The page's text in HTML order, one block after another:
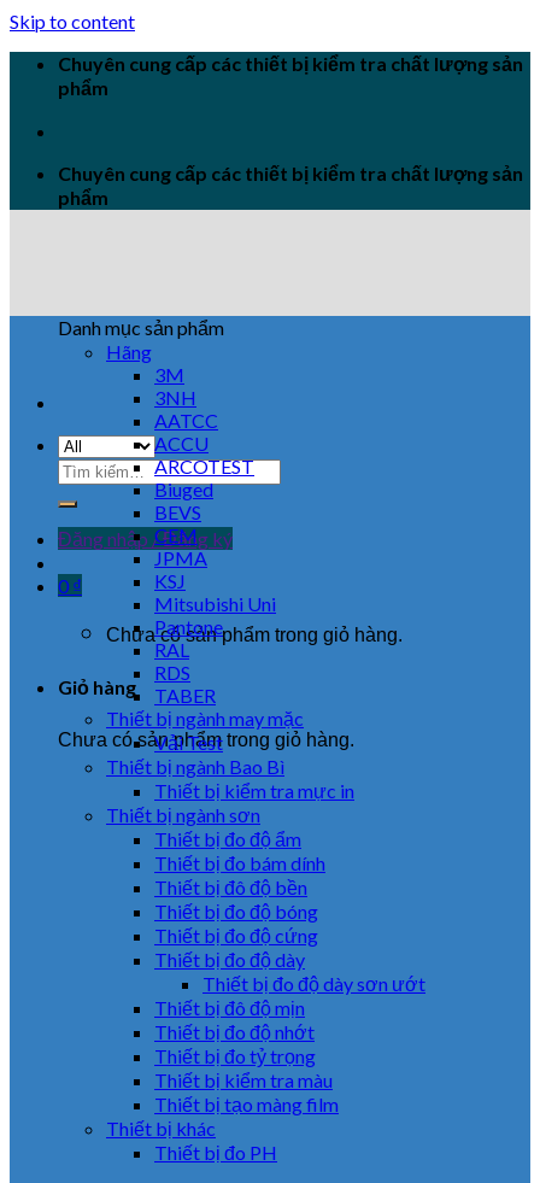
Skip to content
Chuyên cung cấp các thiết bị kiểm tra chất lượng sản
phẩm
Chuyên cung cấp các thiết bị kiểm tra chất lượng sản
phẩm
Đăng nhập / Đăng ký
0 ₫
Chưa có sản phẩm trong giỏ hàng.
Giỏ hàng
Chưa có sản phẩm trong giỏ hàng.
Danh mục sản phẩm
Hãng
3M
3NH
AATCC
ACCU
ARCOTEST
Biuged
BEVS
CEM
JPMA
KSJ
Mitsubishi Uni
Pantone
RAL
RDS
TABER
Thiết bị ngành may mặc
Vải Test
Thiết bị ngành Bao Bì
Thiết bị kiểm tra mực in
Thiết bị ngành sơn
Thiết bị đo độ ẩm
Thiết bị đo bám dính
Thiết bị đô độ bền
Thiết bị đo độ bóng
Thiết bị đo độ cứng
Thiết bị đo độ dày
Thiết bị đo độ dày sơn ướt
Thiết bị đô độ mịn
Thiết bị đo độ nhớt
Thiết bị đo tỷ trọng
Thiết bị kiểm tra màu
Thiết bị tạo màng film
Thiết bị khác
Thiết bị đo PH